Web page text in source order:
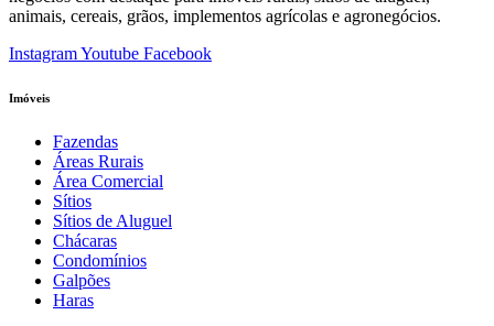
animais, cereais, grãos, implementos agrícolas e agronegócios.
InstagramYoutube Facebook
Imóveis
Fazendas
Áreas Rurais
Área Comercial
Sítios
Sítios de Aluguel
Chácaras
Condomínios
Galpões
Haras